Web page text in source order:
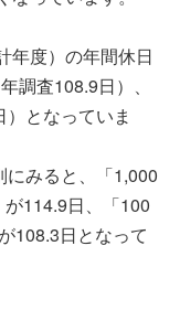
年度）の年間休日
調査108.9日）、
となっていま
にみると、「1,000
114.9日、「100
108.3日となって